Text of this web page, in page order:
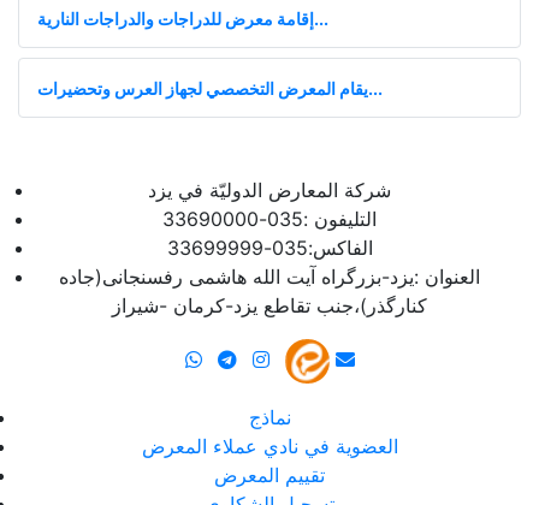
إقامة معرض للدراجات والدراجات النارية...
يقام المعرض التخصصي لجهاز العرس وتحضيرات...
شرکة المعارض الدولیّة في یزد
التلیفون :035-33690000
الفاکس:035-33699999
العنوان :یزد-بزرگراه آیت الله هاشمی رفسنجانی(جاده
کنارگذر)،جنب تقاطع یزد-کرمان -شیراز
نماذج
العضوية في نادي عملاء المعرض
تقييم المعرض